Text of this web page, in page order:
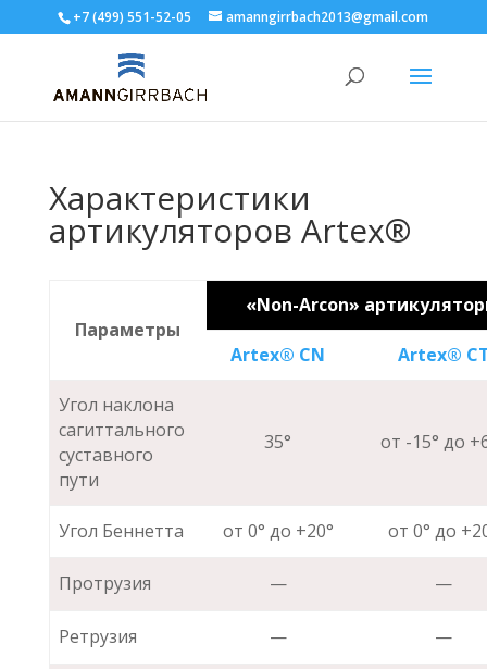
+7 (499) 551-52-05 amanngirrbach2013@gmail.com
Характеристики
артикуляторов Artex®
Параметры
«Non-Arcon»
Artex® CN Artex®
Угол наклона
сагиттального
суставного
пути
35° от -15° до
Угол Беннетта от 0° до +20° от 0° до
Протрузия — —
Ретрузия — —